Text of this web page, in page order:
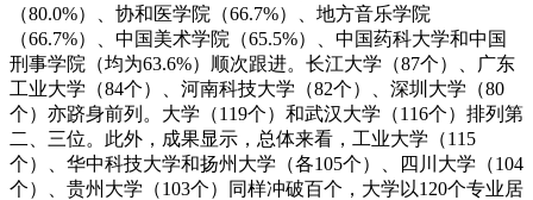
（80.0%）、协和医学院（66.7%）、地方音乐学院
（66.7%）、中国美术学院（65.5%）、中国药科大学和中国
刑事学院（均为63.6%）顺次跟进。长江大学（87个）、广东
工业大学（84个）、河南科技大学（82个）、深圳大学（80
个）亦跻身前列。大学（119个）和武汉大学（116个）排列第
二、三位。此外，成果显示，总体来看，工业大学（115
个）、华中科技大学和扬州大学（各105个）、四川大学（104
个）、贵州大学（103个）同样冲破百个，大学以120个专业居